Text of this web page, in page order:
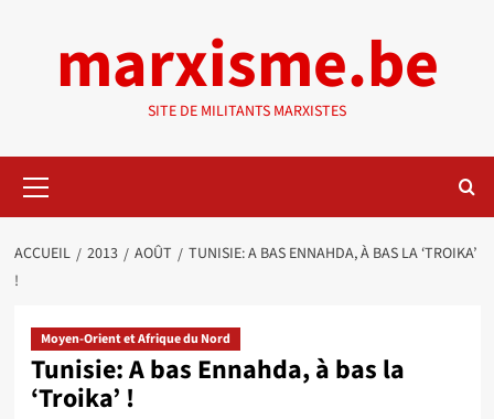
marxisme.be
SITE DE MILITANTS MARXISTES
principal
ACCUEIL 2013 AOÛT
TUNISIE: A BAS ENNAHDA, À BAS LA ‘TROIKA’
!
Moyen-Orient et Afrique du Nord
Tunisie: A bas Ennahda, à bas la
‘Troika’ !